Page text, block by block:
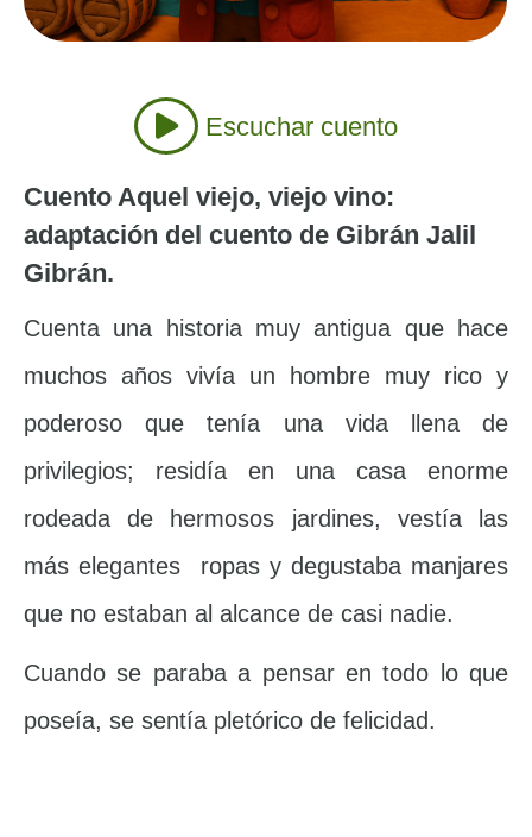
Escuchar cuento
Cuento Aquel viejo, viejo vino:
adaptación del cuento de Gibrán Jalil
Gibrán.
Cuenta una historia muy antigua que hace
muchos años vivía un hombre muy rico y
poderoso que tenía una vida llena de
privilegios; residía en una casa enorme
rodeada de hermosos jardines, vestía las
más elegantes ropas y degustaba manjares
que no estaban al alcance de casi nadie.
Cuando se paraba a pensar en todo lo que
poseía, se sentía pletórico de felicidad.